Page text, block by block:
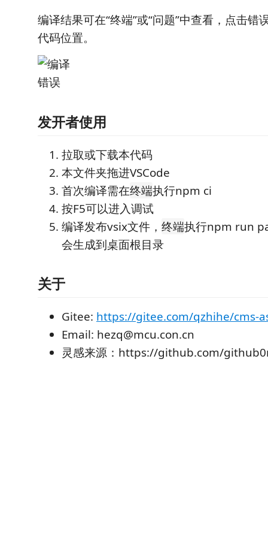
编译结果可在“终端”或“问题”中查看，点击错
代码位置。
发开者使用
拉取或下载本代码
本文件夹拖进VSCode
首次编译需在终端执行npm ci
按F5可以进入调试
编译发布vsix文件， 终端执行npm run
会生成到桌面根目录
关于
Gitee: https://gitee.com/qzhihe/cms-
Email: hezq@mcu.con.cn
灵感来源：https://github.com/